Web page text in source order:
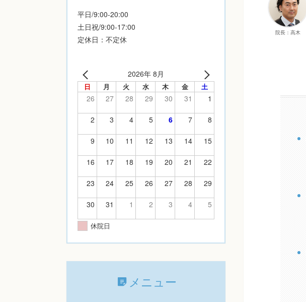
院長：高木
平日/9:00-20:00
土日祝/9:00-17:00
定休日：不定休
2026年 8月
日 月 火 水 木 金 土
26 27 28 29 30 31 1
2 3 4 5 6 7 8
9 10 11 12 13 14 15
16 17 18 19 20 21 22
23 24 25 26 27 28 29
30 31 1 2 3 4 5
休院日
メニュー